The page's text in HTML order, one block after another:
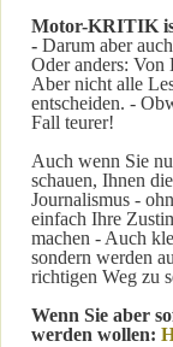
Motor-KRITIK
- Darum aber
Oder anders: Von
Aber nicht alle
entscheiden. -
Fall teurer!
Auch wenn Sie
schauen, Ihnen
Journalismus -
einfach Ihre
machen - Auch
sondern werden
richtigen Weg zu
Wenn Sie aber
werden wollen: